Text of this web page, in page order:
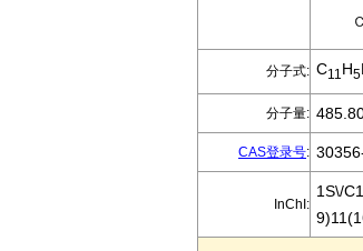
分子式: C11 H5
分子量:
CAS登录号:
InChI:
1S\/